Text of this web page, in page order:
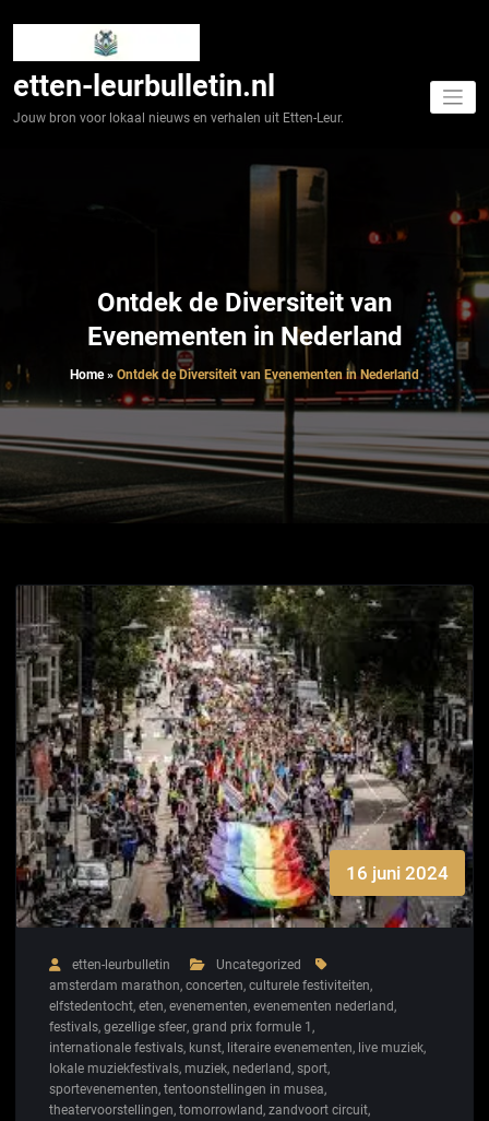
etten-leurbulletin.nl
Jouw bron voor lokaal nieuws en verhalen uit Etten-Leur.
Ontdek de Diversiteit van
Evenementen in Nederland
Home» Ontdek de Diversiteit van Evenementen in Nederland
16 juni 2024
etten-leurbulletin
Uncategorized
amsterdam marathon, concerten, culturele festiviteiten,
elfstedentocht, eten, evenementen, evenementen nederland,
festivals, gezellige sfeer, grand prix formule 1 ,
internationale festivals, kunst, literaire evenementen, live muziek,
lokale muziekfestivals, muziek, nederland, sport,
sportevenementen, tentoonstellingen in musea,
theatervoorstellingen, tomorrowland, zandvoort circuit,